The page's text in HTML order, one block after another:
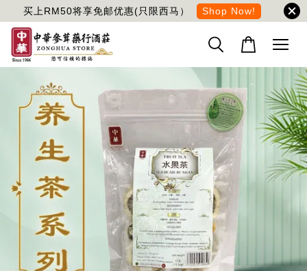
买上RM50将享免邮优惠(只限西马） Shop Now!